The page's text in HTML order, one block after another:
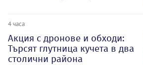
4 часа
Акция с дронове и обходи:
Търсят глутница кучета в два
столични района